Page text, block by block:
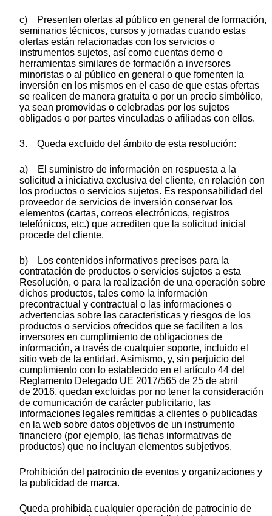
c) Presenten ofertas al público en general de formación,
seminarios técnicos, cursos y jornadas cuando estas
ofertas están relacionadas con los servicios o
instrumentos sujetos, así como cuentas demo o
herramientas similares de formación a inversores
minoristas o al público en general o que fomenten la
inversión en los mismos en el caso de que estas ofertas
se realicen de manera gratuita o por un precio simbólico,
ya sean promovidas o celebradas por los sujetos
obligados o por partes vinculadas o afiliadas con ellos.
3. Queda excluido del ámbito de esta resolución:
a) El suministro de información en respuesta a la
solicitud a iniciativa exclusiva del cliente, en relación con
los productos o servicios sujetos. Es responsabilidad del
proveedor de servicios de inversión conservar los
elementos (cartas, correos electrónicos, registros
telefónicos, etc.) que acrediten que la solicitud inicial
procede del cliente.
b) Los contenidos informativos precisos para la
contratación de productos o servicios sujetos a esta
Resolución, o para la realización de una operación sobre
dichos productos, tales como la información
precontractual y contractual o las informaciones o
advertencias sobre las características y riesgos de los
productos o servicios ofrecidos que se faciliten a los
inversores en cumplimiento de obligaciones de
información, a través de cualquier soporte, incluido el
sitio web de la entidad. Asimismo, y, sin perjuicio del
cumplimiento con lo establecido en el artículo 44 del
Reglamento Delegado UE 2017/565 de 25 de abril
de 2016, quedan excluidas por no tener la consideración
de comunicación de carácter publicitario, las
informaciones legales remitidas a clientes o publicadas
en la web sobre datos objetivos de un instrumento
financiero (por ejemplo, las fichas informativas de
productos) que no incluyan elementos subjetivos.
Prohibición del patrocinio de eventos y organizaciones y
la publicidad de marca.
Queda prohibida cualquier operación de patrocinio de